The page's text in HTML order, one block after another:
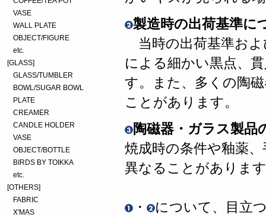
製造時の出荷基準に
当時の出荷基準およ
による細かい黒点、
す。また、多くの陶
ことがあります。
陶磁器・ガラス製品
焼成時の条件や釉薬
異なることがありま
・
について、目立
VASE
WALL PLATE
OBJECT/FIGURE
etc.
[GLASS]
GLASS/TUMBLER
BOWL/SUGAR BOWL
PLATE
CREAMER
CANDLE HOLDER
VASE
OBJECT/BOTTLE
BIRDS BY TOIKKA
etc.
[OTHERS]
FABRIC
X'MAS